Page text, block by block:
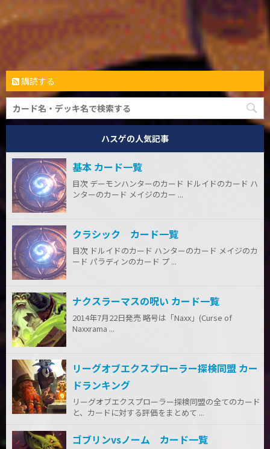
購読する
ハスゲの人気記事
基本 カード一覧
目次 デーモンハンターのカード ドルイドのカード ハ
ンターのカード メイジのカー ...
クラシック カード一覧
目次 ドルイドのカード ハンターのカード メイジのカ
ード パラディンのカード プ ...
ナクスラーマスの呪い カード一覧
2014年7月22日発売 略号は「Naxx」(Curse of
Naxxrama ...
リーグオブエクスプローラー探検同盟 カー
ドランキング
リーグオブエクスプローラー探検同盟の全てのカード
と、カードに対する評価をまとめて ...
ゴブリンvsノーム カード一覧